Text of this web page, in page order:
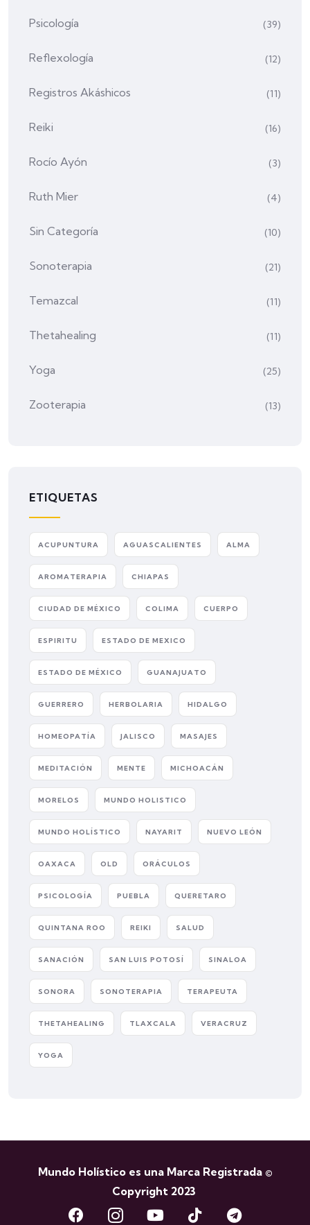
Psicología (39)
Reflexología (12)
Registros Akáshicos (11)
Reiki (16)
Rocío Ayón (3)
Ruth Mier (4)
Sin Categoría (10)
Sonoterapia (21)
Temazcal (11)
Thetahealing (11)
Yoga (25)
Zooterapia (13)
ETIQUETAS
ACUPUNTURA AGUASCALIENTES ALMA
AROMATERAPIA CHIAPAS
CIUDAD DE MÉXICO COLIMA CUERPO
ESPIRITU ESTADO DE MEXICO
ESTADO DE MÉXICO GUANAJUATO
GUERRERO HERBOLARIA HIDALGO
HOMEOPATÍA JALISCO MASAJES
MEDITACIÓN MENTE MICHOACÁN
MORELOS MUNDO HOLISTICO
MUNDO HOLÍSTICO NAYARIT NUEVO LEÓN
OAXACA OLD ORÁCULOS
PSICOLOGÍA PUEBLA QUERETARO
QUINTANA ROO REIKI SALUD
SANACIÓN SAN LUIS POTOSÍ SINALOA
SONORA SONOTERAPIA TERAPEUTA
THETAHEALING TLAXCALA VERACRUZ
YOGA
Mundo Holístico es una Marca Registrada ©
Copyright 2023